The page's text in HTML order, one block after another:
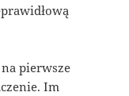
pierwsze
Im